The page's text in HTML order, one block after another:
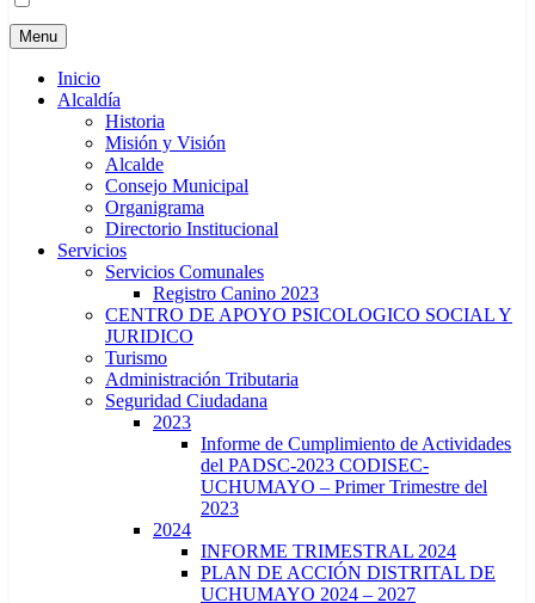
Menu
Inicio
Alcaldía
Historia
Misión y Visión
Alcalde
Consejo Municipal
Organigrama
Directorio Institucional
Servicios
Servicios Comunales
Registro Canino 2023
CENTRO DE APOYO PSICOLOGICO SOCIAL Y
JURIDICO
Turismo
Administración Tributaria
Seguridad Ciudadana
2023
Informe de Cumplimiento de Actividades
del PADSC-2023 CODISEC-
UCHUMAYO – Primer Trimestre del
2023
2024
INFORME TRIMESTRAL 2024
PLAN DE ACCIÓN DISTRITAL DE
UCHUMAYO 2024 – 2027